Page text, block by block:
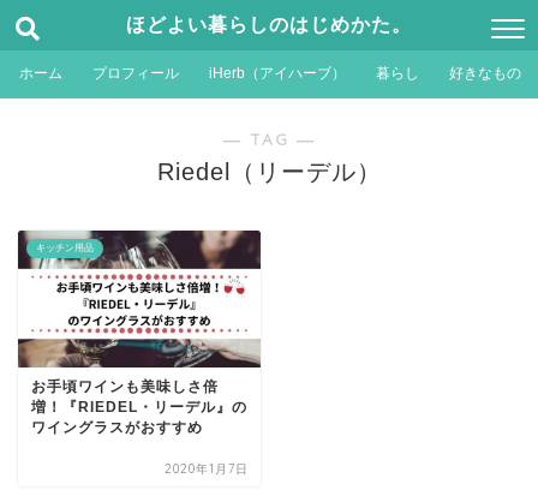
ほどよい暮らしのはじめかた。
ホーム プロフィール iHerb（アイハーブ） 暮らし 好きなもの
― TAG ―
Riedel（リーデル）
キッチン用品
お手頃ワインも美味しさ倍
増！『RIEDEL・リーデル』の
ワイングラスがおすすめ
2020年1月7日